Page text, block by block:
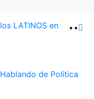
de Política